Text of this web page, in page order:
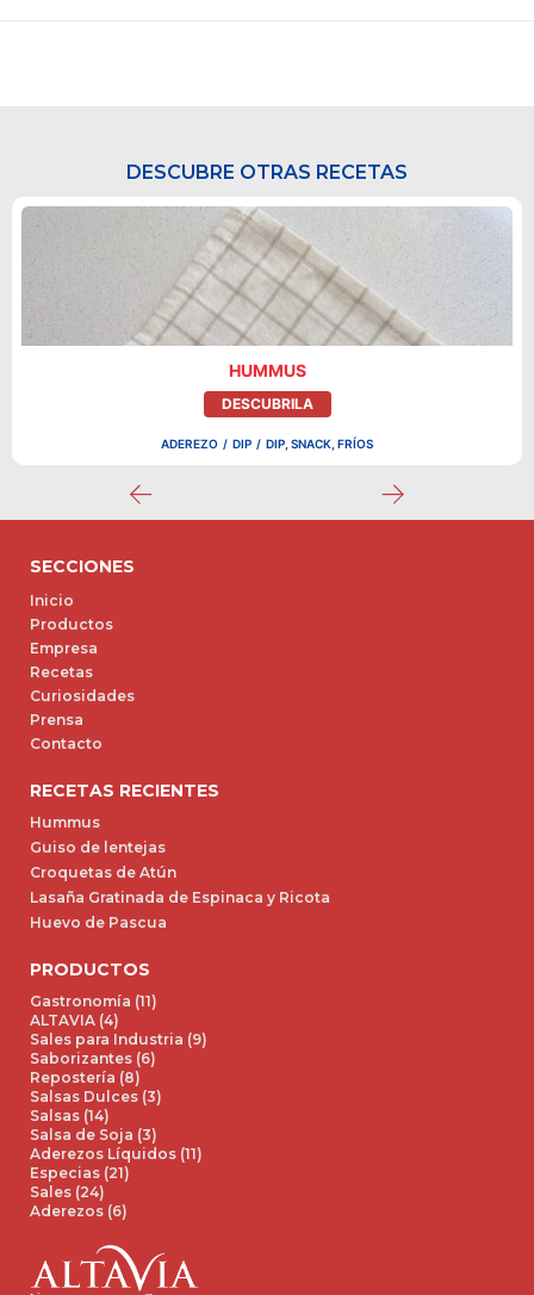
DESCUBRE OTRAS RECETAS
HUMMUS
DESCUBRILA
ADEREZO / DIP / DIP, SNACK, FRÍOS
SECCIONES
Inicio
Productos
Empresa
Recetas
Curiosidades
Prensa
Contacto
RECETAS RECIENTES
Hummus
Guiso de lentejas
Croquetas de Atún
Lasaña Gratinada de Espinaca y Ricota
Huevo de Pascua
PRODUCTOS
Gastronomía (11)
ALTAVIA (4)
Sales para Industria (9)
Saborizantes (6)
Repostería (8)
Salsas Dulces (3)
Salsas (14)
Salsa de Soja (3)
Aderezos Líquidos (11)
Especias (21)
Sales (24)
Aderezos (6)